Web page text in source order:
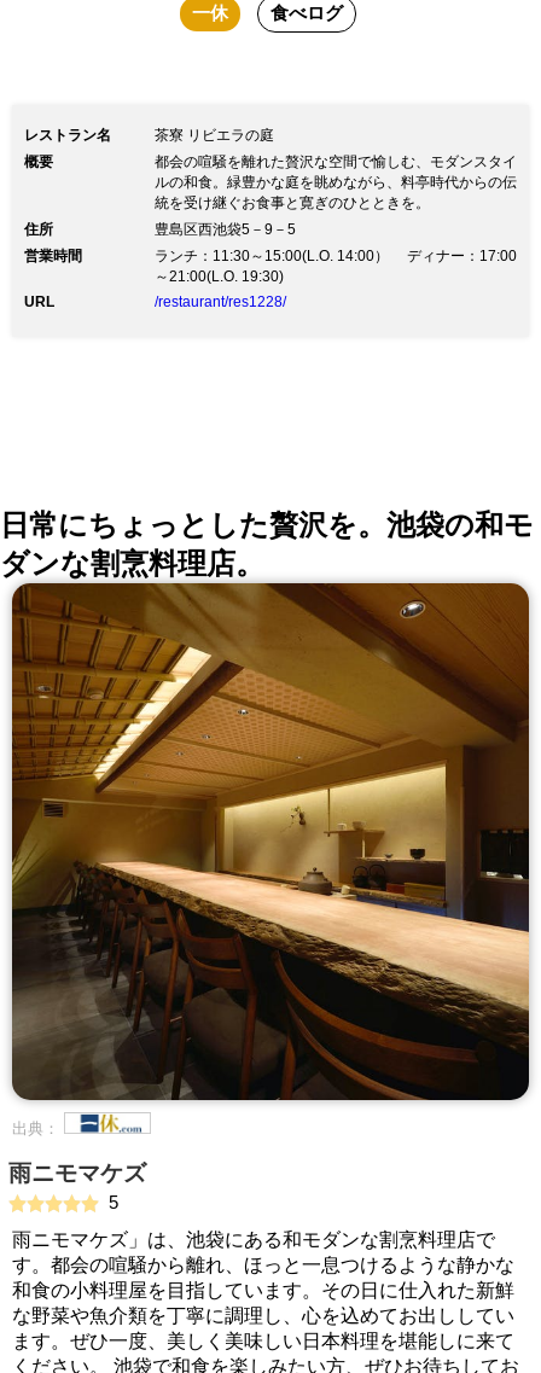
一休 食べログ
レストラン名
茶寮 リビエラの庭
概要
都会の喧騒を離れた贅沢な空間で愉しむ、モダンスタイ
ルの和食。緑豊かな庭を眺めながら、料亭時代からの伝
統を受け継ぐお食事と寛ぎのひとときを。
住所
豊島区西池袋5－9－5
営業時間
ランチ：11:30～15:00(L.O. 14:00） ディナー：17:00
～21:00(L.O. 19:30)
URL
/restaurant/res1228/
日常にちょっとした贅沢を。池袋の和モ
ダンな割烹料理店。
出典：
雨ニモマケズ
5
雨ニモマケズ」は、池袋にある和モダンな割烹料理店で
す。都会の喧騒から離れ、ほっと一息つけるような静かな
和食の小料理屋を目指しています。その日に仕入れた新鮮
な野菜や魚介類を丁寧に調理し、心を込めてお出ししてい
ます。ぜひ一度、美しく美味しい日本料理を堪能しに来て
ください。 池袋で和食を楽しみたい方、ぜひお待ちしてお